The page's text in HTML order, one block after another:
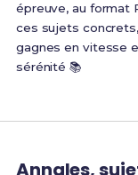
épreuve, au format
ces sujets
gagnes en vitesse
sérénité 📚
Annales,